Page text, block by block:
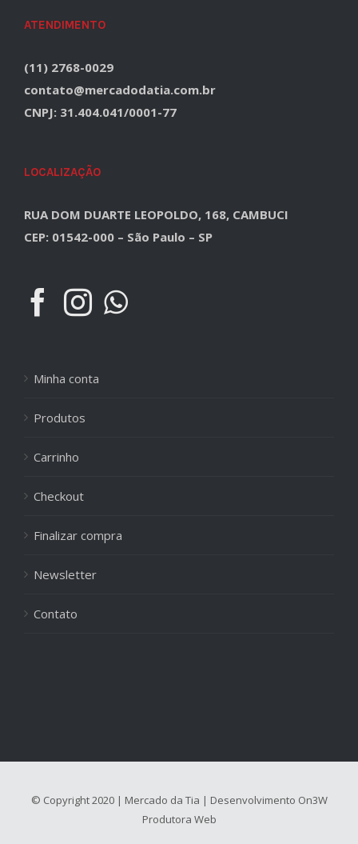
ATENDIMENTO
(11) 2768-0029
contato@mercadodatia.com.br
CNPJ: 31.404.041/0001-77
LOCALIZAÇÃO
RUA DOM DUARTE LEOPOLDO, 168, CAMBUCI
CEP: 01542-000 – São Paulo – SP
Minha conta
Produtos
Carrinho
Checkout
Finalizar compra
Newsletter
Contato
© Copyright 2020 | Mercado da Tia | Desenvolvimento On3W
Produtora Web